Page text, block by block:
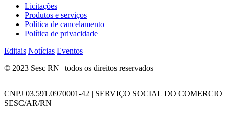
Licitações
Produtos e serviços
Política de cancelamento
Política de privacidade
Editais Notícias Eventos
© 2023 Sesc RN | todos os direitos reservados
CNPJ 03.591.0970001-42 | SERVIÇO SOCIAL DO COMERCIO
SESC/AR/RN